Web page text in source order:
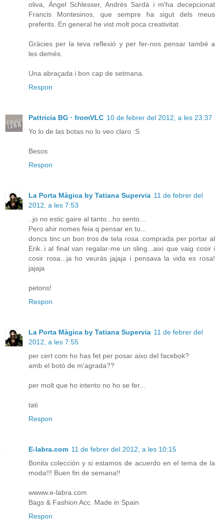
oliva, Ángel Schlesser, Andrés Sardà i m'ha decepcionat
Francis Montesinos, que sempre ha sigut dels meus
preferits. En general he vist molt poca creativitat.
Gràcies per la teva reflexió y per fer-nos pensar també a
les demés.
Una abraçada i bon cap de setmana.
Respon
Pattricia BG · fromVLC 10 de febrer del 2012, a les 23:37
Yo lo de las botas no lo veo claro :S
Besos
Respon
La Porta Màgica by Tatiana Supervia 11 de febrer del
2012, a les 7:53
..jo no estic gaire al tanto...ho sento...
Pero ahir nomes feia q pensar en tu...
doncs tinc un bon tros de tela rosa..comprada per portar al
Erik..i al final van regalar-me un sling...aixi que vaig cosir i
cosir rosa...ja ho veuràs jajaja i pensava la vida es rosa!
jajaja
petons!
Respon
La Porta Màgica by Tatiana Supervia 11 de febrer del
2012, a les 7:55
per cert com ho has fet per posar aixo del facebok?
amb el botó de m'agrada??
per molt que ho intento no ho se fer...
tati
Respon
E-labra.com 11 de febrer del 2012, a les 10:15
Bonita colección y si estamos de acuerdo en el tema de la
moda!!! Buen fin de semana!!
wwww.e-labra.com
Bags & Fashion Acc. Made in Spain
Respon